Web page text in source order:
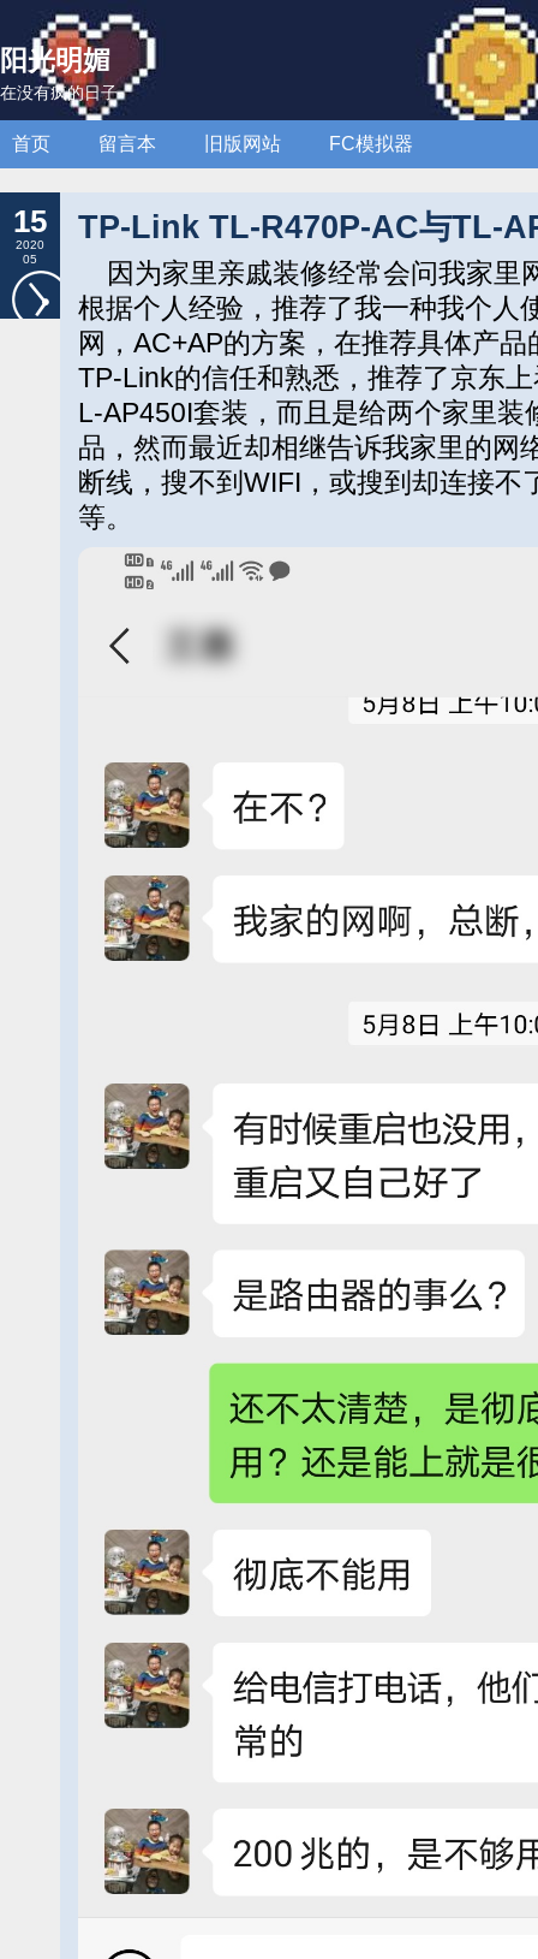
阳光明媚
在没有疯的日子
首页 留言本 旧版网站 FC模拟器
15
2020
05
TP-Link TL-R470P-AC与TL-
因为家里亲戚装修经常会问我家里
根据个人经验，推荐了我一种我个人
网，AC+AP的方案，在推荐具体产
TP-Link的信任和熟悉，推荐了京东
L-AP450I套装，而且是给两个家里装
品，然而最近却相继告诉我家里的网
断线，搜不到WIFI，或搜到却连接不
等。